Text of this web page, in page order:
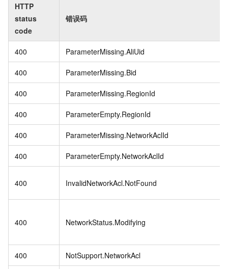
HTTP
status
code
错误码
400 ParameterMissing.AliUid
400 ParameterMissing.Bid
400 ParameterMissing.RegionId
400 ParameterEmpty.RegionId
400 ParameterMissing.NetworkAclId
400 ParameterEmpty.NetworkAclId
400 InvalidNetworkAcl.NotFound
400 NetworkStatus.Modifying
400 NotSupport.NetworkAcl